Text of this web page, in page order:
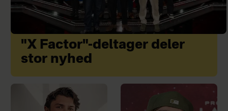
"X Factor"-deltager deler
stor nyhed